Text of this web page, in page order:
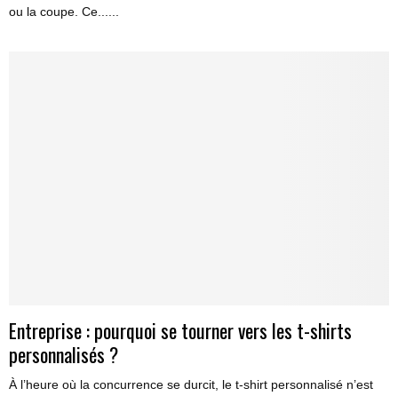
ou la coupe. Ce......
Entreprise : pourquoi se tourner vers les t-shirts
personnalisés ?
À l’heure où la concurrence se durcit, le t-shirt personnalisé n’est